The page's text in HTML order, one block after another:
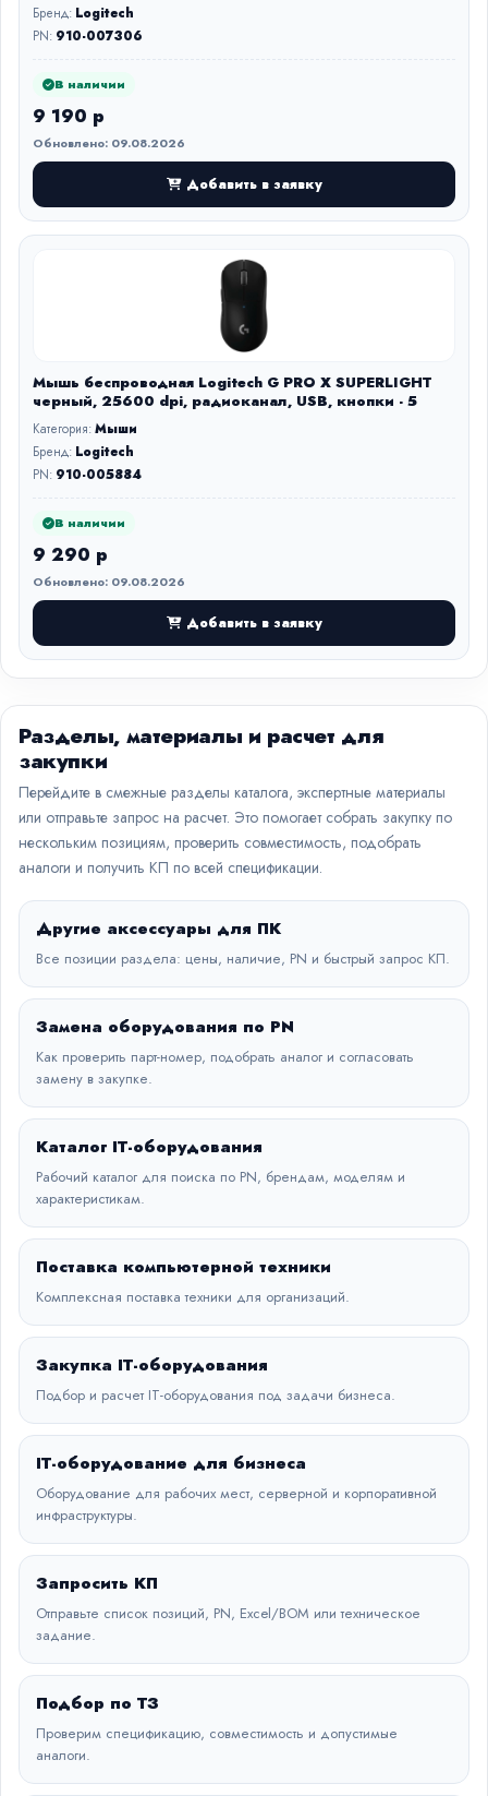
Бренд: Logitech
PN: 910-007306
В наличии
9 190 р
Обновлено: 09.08.2026
Добавить в заявку
Мышь беспроводная Logitech G PRO X SUPERLIGHT
черный, 25600 dpi, радиоканал, USB, кнопки - 5
Категория:Мыши
Бренд: Logitech
PN: 910-005884
В наличии
9 290 р
Обновлено: 09.08.2026
Добавить в заявку
Разделы, материалы и расчет для
закупки
Перейдите в смежные разделы каталога, экспертные материалы
или отправьте запрос на расчет. Это помогает собрать закупку по
нескольким позициям, проверить совместимость, подобрать
аналоги и получить КП по всей спецификации.
Другие аксессуары для ПК
Все позиции раздела: цены, наличие, PN и быстрый запрос КП.
Замена оборудования по PN
Как проверить парт-номер, подобрать аналог и согласовать
замену в закупке.
Каталог IT-оборудования
Рабочий каталог для поиска по PN, брендам, моделям и
характеристикам.
Поставка компьютерной техники
Комплексная поставка техники для организаций.
Закупка IT-оборудования
Подбор и расчет IT-оборудования под задачи бизнеса.
IT-оборудование для бизнеса
Оборудование для рабочих мест, серверной и корпоративной
инфраструктуры.
Запросить КП
Отправьте список позиций, PN, Excel/BOM или техническое
задание.
Подбор по ТЗ
Проверим спецификацию, совместимость и допустимые
аналоги.